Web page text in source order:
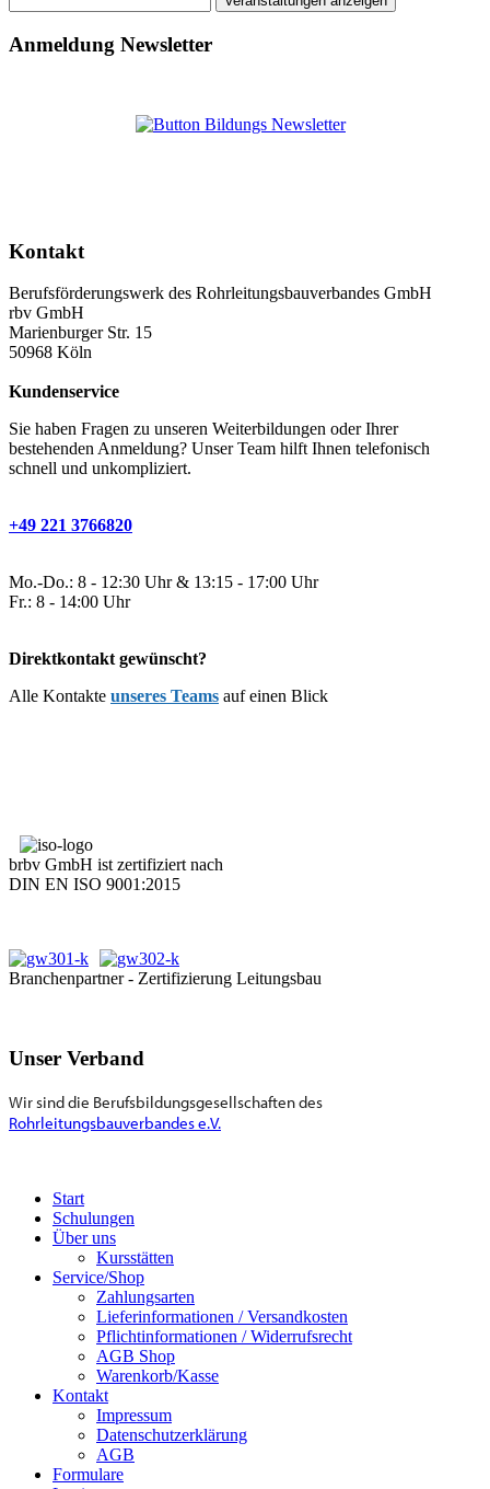
Anmeldung Newsletter
Kontakt
Berufsförderungswerk des Rohrleitungsbauverbandes GmbH
rbv GmbH
Marienburger Str. 15
50968 Köln
Kundenservice
Sie haben Fragen zu unseren Weiterbildungen oder Ihrer
bestehenden Anmeldung? Unser Team hilft Ihnen telefonisch
schnell und unkompliziert.
+49 221 3766820
Mo.-Do.: 8 - 12:30 Uhr & 13:15 - 17:00 Uhr
Fr.: 8 - 14:00 Uhr
Direktkontakt gewünscht?
Alle Kontakte unseres Teams auf einen Blick
brbv GmbH ist zertifiziert nach
DIN EN ISO 9001:2015
Branchenpartner - Zertifizierung Leitungsbau
Unser Verband
Wir sind die Berufsbildungsgesellschaften des
Rohrleitungsbauverbandes e.V.
Start
Schulungen
Über uns
Kursstätten
Service/Shop
Zahlungsarten
Lieferinformationen / Versandkosten
Pflichtinformationen / Widerrufsrecht
AGB Shop
Warenkorb/Kasse
Kontakt
Impressum
Datenschutzerklärung
AGB
Formulare